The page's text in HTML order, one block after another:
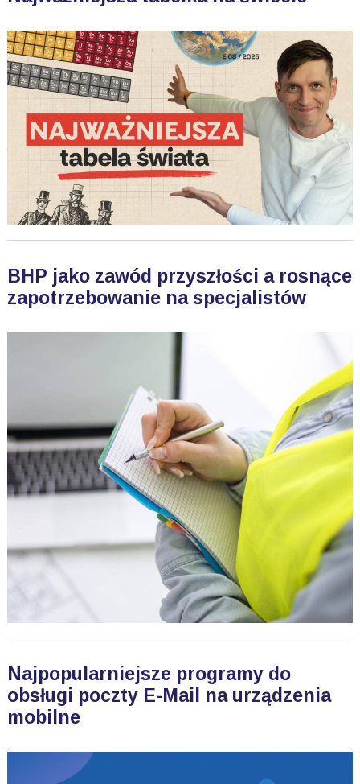
BHP jako zawód przyszłości a rosnące
zapotrzebowanie na specjalistów
Najpopularniejsze programy do
obsługi poczty E-Mail na urządzenia
mobilne